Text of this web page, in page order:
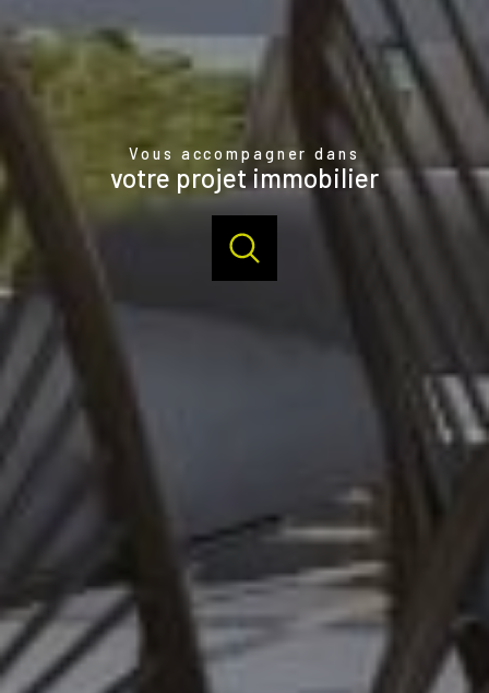
Vous accompagner dans
votre projet immobilier